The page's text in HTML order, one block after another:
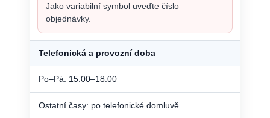
Jako variabilní symbol uveďte číslo
objednávky.
Telefonická a provozní doba
Po–Pá: 15:00–18:00
Ostatní časy: po telefonické domluvě